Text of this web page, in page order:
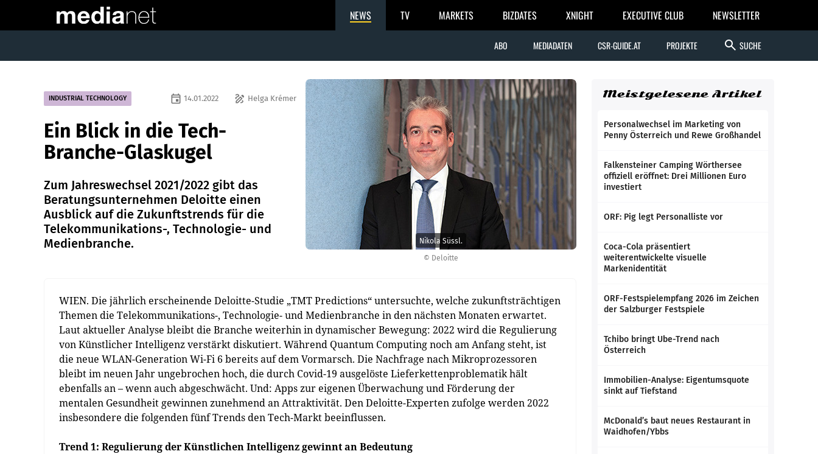
NEWS TV MARKETS BIZDATES XNIGHT EXECUTIVE CLUB NEWSLETTER
ABO MEDIADATEN CSR-GUIDE.AT PROJEKTE search SUCHE
© Deloitte
Nikola Süssl.
INDUSTRIAL TECHNOLOGY draw Helga Krémer
event 14.01.2022
Ein Blick in die Tech-
Branche-Glaskugel
Zum Jahreswechsel 2021/2022 gibt das
Beratungsunternehmen Deloitte einen
Ausblick auf die Zukunftstrends für die
Telekommunikations-, Technologie- und
Medienbranche.
WIEN. Die jährlich erscheinende Deloitte-Studie „TMT Predictions“ untersuchte, welche zukunftsträchtigen
Themen die Telekommunikations-, Technologie- und Medienbranche in den nächsten Monaten erwartet.
Laut aktueller Analyse bleibt die Branche weiterhin in dynamischer Bewegung: 2022 wird die Regulierung
von Künstlicher Intelligenz verstärkt diskutiert. Während Quantum Computing noch am Anfang steht, ist
die neue WLAN-Generation Wi-Fi 6 bereits auf dem Vormarsch. Die Nachfrage nach Mikroprozessoren
bleibt im neuen Jahr ungebrochen hoch, die durch Covid-19 ausgelöste Lieferkettenproblematik hält
ebenfalls an – wenn auch abgeschwächt. Und: Apps zur eigenen Überwachung und Förderung der
mentalen Gesundheit gewinnen zunehmend an Attraktivität. Den Deloitte-Experten zufolge werden 2022
insbesondere die folgenden fünf Trends den Tech-Markt beeinflussen.
Trend 1: Regulierung der Künstlichen Intelligenz gewinnt an Bedeutung
Meistgelesene Artikel
Personalwechsel im Marketing von
Penny Österreich und Rewe Großhandel
Falkensteiner Camping Wörthersee
offiziell eröffnet: Drei Millionen Euro
investiert
ORF: Pig legt Personalliste vor
Coca-Cola präsentiert
weiterentwickelte visuelle
Markenidentität
ORF-Festspielempfang 2026 im Zeichen
der Salzburger Festspiele
Tchibo bringt Ube-Trend nach
Österreich
Immobilien-Analyse: Eigentumsquote
sinkt auf Tiefstand
McDonald’s baut neues Restaurant in
Waidhofen/Ybbs